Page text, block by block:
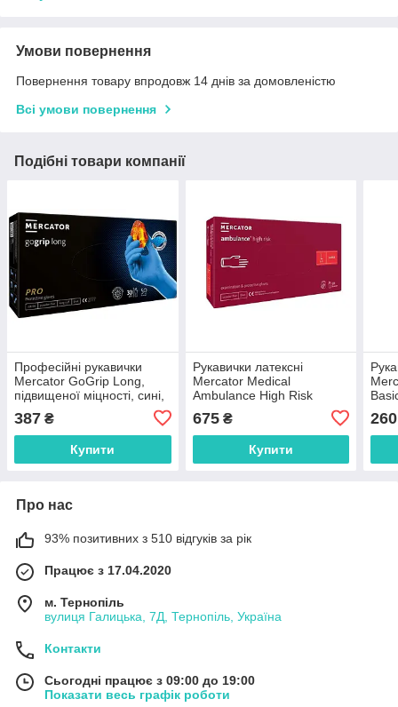
Умови повернення
Повернення товару впродовж 14 днів за домовленістю
Всі умови повернення
Подібні товари компанії
Професійні рукавички
Mercator GoGrip Long,
підвищеної міцності, сині,
387 ₴
Купити
Рукавички латексні
Mercator Medical
Ambulance High Risk
підвищеної міцності Сині
50 шт. розмір L
675₴
Купити
шт
260
Про нас
93% позитивних з 510 відгуків за рік
Працює з 17.04.2020
м. Тернопіль
вулиця Галицька, 7Д, Тернопіль, Україна
Контакти
Сьогодні працює з 09:00 до 19:00
Показати весь графік роботи